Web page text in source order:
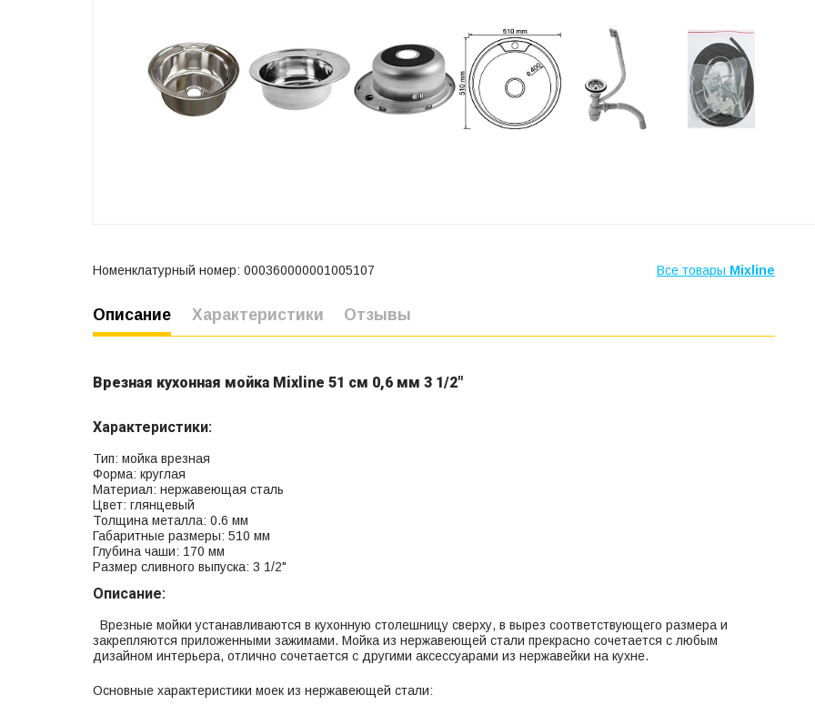
Номенклатурный номер: 000360000001005107 Все товары Mixline
Описание Характеристики Отзывы
Врезная кухонная мойка Mixline 51 см 0,6 мм 3 1/2"
Характеристики:
Тип: мойка врезная
Форма: круглая
Материал: нержавеющая сталь
Цвет: глянцевый
Толщина металла: 0.6 мм
Габаритные размеры: 510 мм
Глубина чаши: 170 мм
Размер сливного выпуска: 3 1/2"
Описание:
Врезные мойки устанавливаются в кухонную столешницу сверху, в вырез соответствующего размера и
закрепляются приложенными зажимами. Мойка из нержавеющей стали прекрасно сочетается с любым
дизайном интерьера, отлично сочетается с другими аксессуарами из нержавейки на кухне.
Основные характеристики моек из нержавеющей стали: